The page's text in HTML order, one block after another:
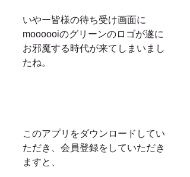
いやー皆様の待ち受け画面に
moooooiのグリーンのロゴが遂に
お邪魔する時代が来てしまいまし
たね。
このアプリをダウンロードしてい
ただき、会員登録をしていただき
ますと、